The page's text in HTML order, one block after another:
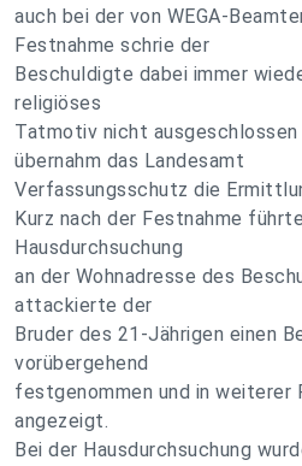
auch bei der von WEGA-
Festnahme schrie der
Beschuldigte dabei immer
religiöses
Tatmotiv nicht
übernahm das Landesamt
Verfassungsschutz die
Kurz nach der Festnahme
Hausdurchsuchung
an der Wohnadresse des
attackierte der
Bruder des 21-Jährigen einen
vorübergehend
festgenommen und in weiterer
angezeigt.
Bei der Hausdurchsuchung